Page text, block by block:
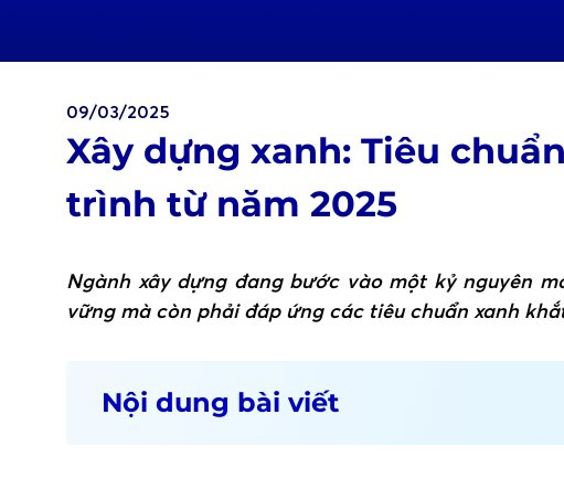
09/03/2025
Xây dựng xanh: Tiêu
trình từ năm 2025
Ngành xây dựng đang bước vào một kỷ nguyên
vững mà còn phải đáp ứng các tiêu chuẩn xanh
Nội dung bài viết
1. Xây dựng xanh – Lợi thế cạnh tranh không